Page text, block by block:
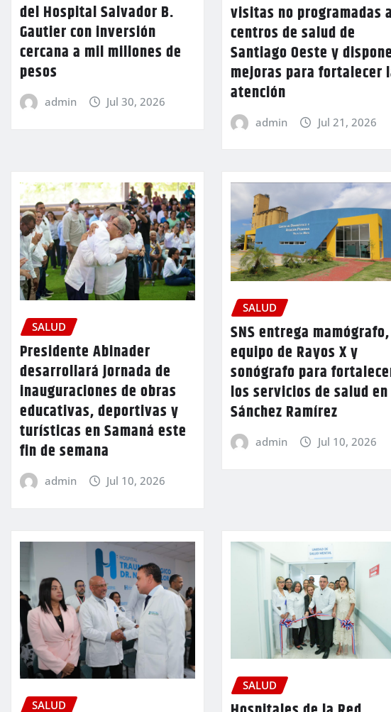
del Hospital Salvador B.
Gautier con inversión
cercana a mil millones de
pesos
admin Jul 30, 2026
visitas no programadas a
centros de salud de
Santiago Oeste y dispone
mejoras para fortalecer
atención
admin Jul 21, 2026
SALUD
Presidente Abinader
desarrollará jornada de
inauguraciones de obras
educativas, deportivas y
turísticas en Samaná este
fin de semana
admin Jul 10, 2026
SALUD
SNS entrega mamógrafo,
equipo de Rayos X y
sonógrafo para
los servicios de salud en
Sánchez Ramírez
admin Jul 10, 2026
SALUD
SALUD